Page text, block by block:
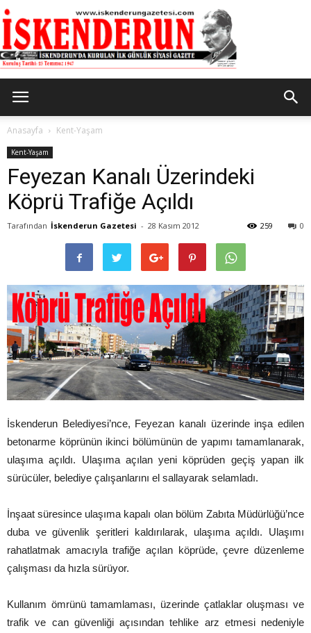
Gazetesi
Anasayfa Kent-Yaşam
Kent-Yaşam
Feyezan Kanalı Üzerindeki
Köprü Trafiğe Açıldı
Tarafından İskenderun Gazetesi - 28 Kasım 2012 0
259
İskenderun Belediyesi’nce, Feyezan kanalı üzerinde inşa edilen
betonarme köprünün ikinci bölümünün de yapımı tamamlanarak,
ulaşıma açıldı.
Ulaşıma açılan yeni köprüden geçiş yapan ilk
sürücüler, belediye çalışanlarını el sallayarak selamladı.
İnşaat süresince ulaşıma kapalı olan bölüm Zabıta Müdürlüğü’nce
duba ve güvenlik şeritleri kaldırılarak, ulaşıma açıldı.
Ulaşımı
rahatlatmak amacıyla trafiğe açılan köprüde, çevre düzenleme
çalışması da hızla sürüyor.
Kullanım ömrünü tamamlaması, üzerinde çatlaklar oluşması ve
trafik ve can güvenliği açısından tehlike arz etmesi nedeniyle